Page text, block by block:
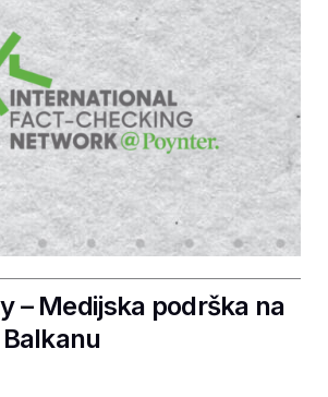
– Medijska podrška na